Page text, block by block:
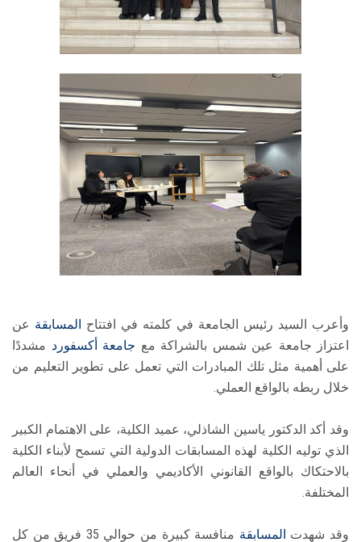
وأعرب السيد رئيس الجامعة في كلمته في افتتاح المسابقة عن
اعتزاز جامعة عين شمس بالشراكة مع جامعة أكسفورد مشددًا
على أهمية مثل تلك المبادرات التي تعمل على تطوير التعليم من
خلال ربطه بالواقع العملي.
وقد أكد الدكتور ياسين الشاذلي، عميد الكلية، على الاهتمام الكبير
الذي توليه الكلية لهذه المسابقات الدولية التي تسمح لأبناء الكلية
بالاحتكاك بالواقع القانوني الأكاديمي والعملي في أنحاء العالم
المختلفة.
وقد شهدت المسابقة
منافسة كبيرة من حوالي 35 فريق من كل